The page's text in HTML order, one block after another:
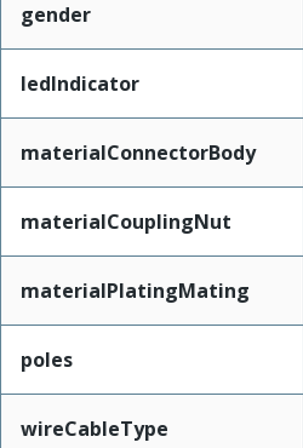
gender
ledIndicator
materialConnectorBody
materialCouplingNut
materialPlatingMating
poles
wireCableType